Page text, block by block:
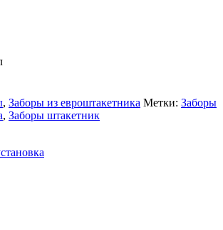
, Заборы из евроштакетника Метки: Заборы
, Заборы штакетник